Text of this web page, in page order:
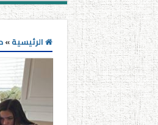
الرئيسية»